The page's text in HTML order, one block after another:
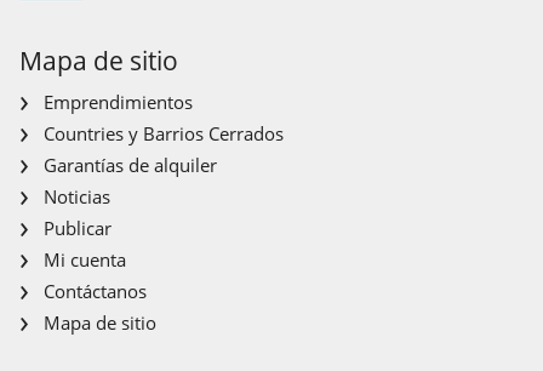
Mapa de sitio
Emprendimientos
Countries y Barrios Cerrados
Garantías de alquiler
Noticias
Publicar
Mi cuenta
Contáctanos
Mapa de sitio